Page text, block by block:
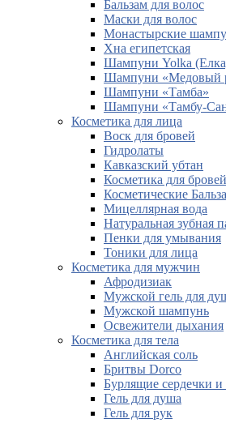
Бальзам для волос
Маски для волос
Монастырские
Хна египетская
Шампуни Yolka
Шампуни «Медовый
Шампуни «Тамба»
Шампуни «Тамбу-
Косметика для лица
Воск для бровей
Гидролаты
Кавказский убтан
Косметика для
Косметические
Мицеллярная вода
Натуральная зубная
Пенки для умывания
Тоники для лица
Косметика для мужчин
Афродизиак
Мужской гель для
Мужской шампунь
Освежители дыхания
Косметика для тела
Английская соль
Бритвы Dorco
Бурлящие сердечки и
Гель для душа
Гель для рук